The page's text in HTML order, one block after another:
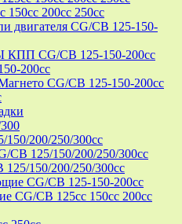
150cc 200cc 250cc
двигателя CG/CB 125-150-
КПП CG/CB 125-150-200cc
200cc
CG/CB 125-150-200cc
150/200/250/300cc
CB 125/150/200/250/300cc
150/200/250/300cc
CG/CB 125-150-200cc
CG/CB 125cc 150cc 200cc